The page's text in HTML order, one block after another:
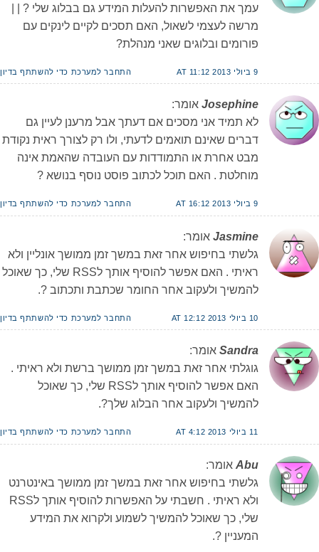
עמך את האפשרות להעלות המידע גם בבלוג שלי ? | |
מרשה לעצמי לשאול, האם תסכים לקיים לינקים עם
פורומים ובלוגים שאני מנהלת?
9 ביולי 2013 AT 11:12 התחבר למערכת כדי להשתתף בדיון
Josephine אומר:
לא תמיד אני מסכים אם דעתך אבל מרענן לעיין גם
דברים שאינם תואמים לדעתי, ולו רק לצורך ראית נקודת
מבט אחרת או התמודדות עם העובדה שהאמת אינה
מוחלטת . האם תוכל לכתוב פוסט נוסף בנושא ?
9 ביולי 2013 AT 16:12 התחבר למערכת כדי להשתתף בדיון
Jasmine אומר:
גלשתי בחיפוש אחר זאת במשך זמן ממושך אונליין ולא
ראיתי . האם אפשר להוסיף אותך לRSS שלי, כך שאוכל
להמשיך ולעקוב אחר החומר שכתבת ותכתוב ?.
10 ביולי 2013 AT 12:12 התחבר למערכת כדי להשתתף בדיון
Sandra אומר:
גוגלתי אחר זאת במשך זמן ממושך ברשת ולא ראיתי .
האם אפשר להוסיף אותך לRSS שלי, כך שאוכל
להמשיך ולעקוב אחר הבלוג שלך?.
11 ביולי 2013 AT 4:12 התחבר למערכת כדי להשתתף בדיון
Abu אומר:
גלשתי בחיפוש אחר זאת במשך זמן ממושך באינטרנט
ולא ראיתי . חשבתי על האפשרות להוסיף אותך לRSS
שלי, כך שאוכל להמשיך לשמוע ולקרוא את המידע
המעניין ?.